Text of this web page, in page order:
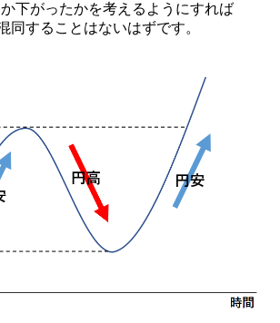
下がったかを考えるようにすれば
同することはないはずです。